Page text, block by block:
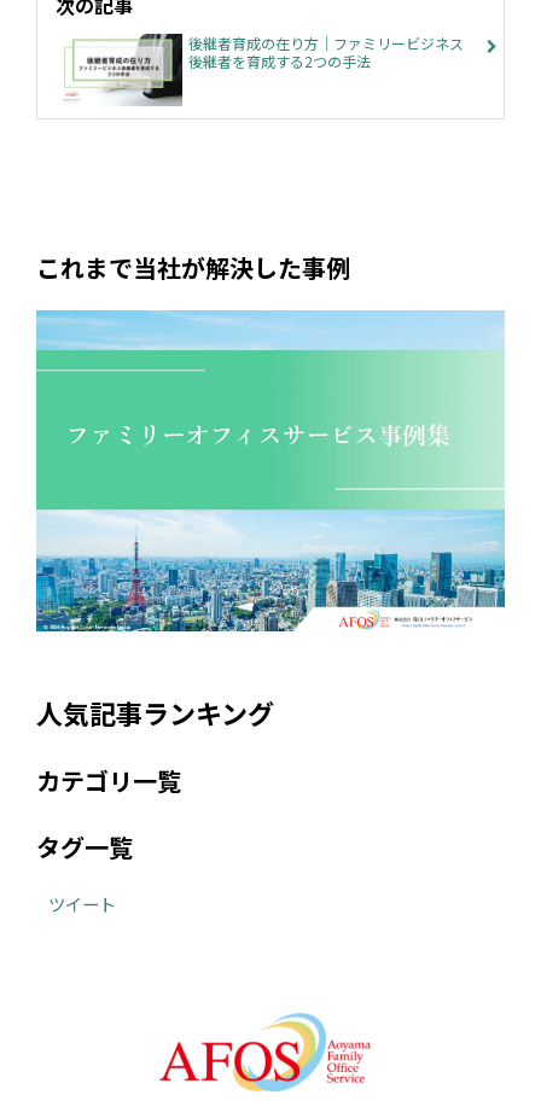
後継者育成の在り方｜ファミリービジネス
後継者を育成する2つの手法
これまで当社が解決した事例
人気記事ランキング
カテゴリ一覧
タグ一覧
ツイート